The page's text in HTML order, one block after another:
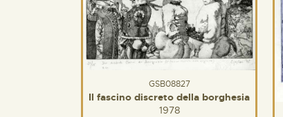
GSB08827
Il fascino discreto della borghesia
1978